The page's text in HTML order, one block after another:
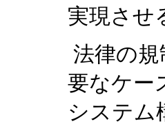
実現させ
法律の
要なケー
システム